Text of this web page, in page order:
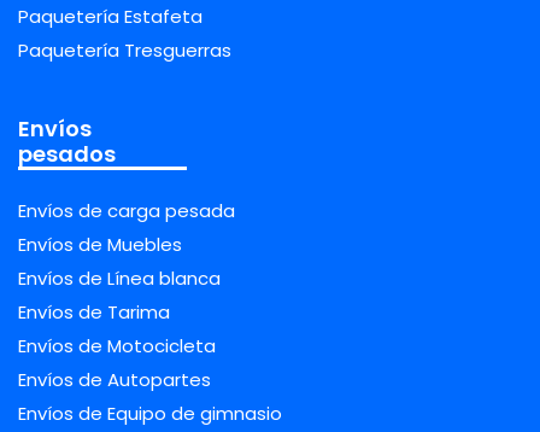
Paquetería Estafeta
Paquetería Tresguerras
Envíos
pesados
Envíos de carga pesada
Envíos de Muebles
Envíos de Línea blanca
Envíos de Tarima
Envíos de Motocicleta
Envíos de Autopartes
Envíos de Equipo de gimnasio